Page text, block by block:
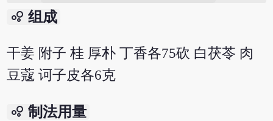
bubble_chart 组成
干姜 附子 桂 厚朴 丁香各75砍 白茯苓 肉
豆蔻 诃子皮各6克
bubble_chart 制法用量